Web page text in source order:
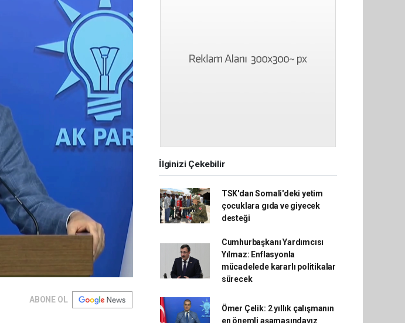
ABONE OL
İlginizi Çekebilir
TSK'dan Somali'deki yetim
çocuklara gıda ve giyecek
desteği
Cumhurbaşkanı Yardımcısı
Yılmaz: Enflasyonla
mücadelede kararlı politikalar
sürecek
Ömer Çelik: 2 yıllık çalışmanın
en önemli aşamasındayız